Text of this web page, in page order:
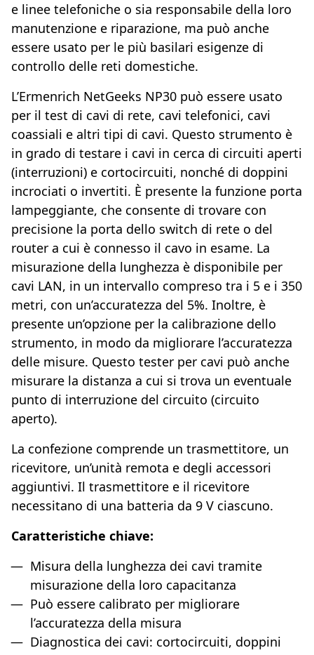
e linee telefoniche o sia responsabile della loro
manutenzione e riparazione, ma può anche
essere usato per le più basilari esigenze di
controllo delle reti domestiche.
L’Ermenrich NetGeeks NP30 può essere usato
per il test di cavi di rete, cavi telefonici, cavi
coassiali e altri tipi di cavi. Questo strumento è
in grado di testare i cavi in cerca di circuiti aperti
(interruzioni) e cortocircuiti, nonché di doppini
incrociati o invertiti. È presente la funzione porta
lampeggiante, che consente di trovare con
precisione la porta dello switch di rete o del
router a cui è connesso il cavo in esame. La
misurazione della lunghezza è disponibile per
cavi LAN, in un intervallo compreso tra i 5 e i 350
metri, con un’accuratezza del 5%. Inoltre, è
presente un’opzione per la calibrazione dello
strumento, in modo da migliorare l’accuratezza
delle misure. Questo tester per cavi può anche
misurare la distanza a cui si trova un eventuale
punto di interruzione del circuito (circuito
aperto).
La confezione comprende un trasmettitore, un
ricevitore, un’unità remota e degli accessori
aggiuntivi. Il trasmettitore e il ricevitore
necessitano di una batteria da 9 V ciascuno.
Caratteristiche chiave:
Misura della lunghezza dei cavi tramite
misurazione della loro capacitanza
Può essere calibrato per migliorare
l’accuratezza della misura
Diagnostica dei cavi: cortocircuiti, doppini